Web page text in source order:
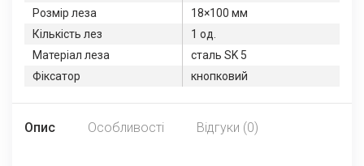
Розмір леза
18×100 мм
Кількість лез
1 од.
Матеріал леза
сталь SK 5
Фіксатор
кнопковий
Опис Особливості Відгуки (0)